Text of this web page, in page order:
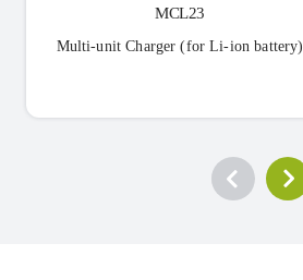
MCL23
Multi-unit Charger (for Li-ion battery)